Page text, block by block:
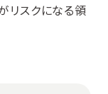
リスクになる領